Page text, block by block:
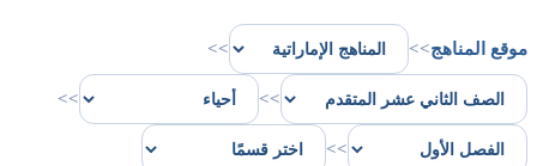
موقع المناهج>>
>>
>>
>>
>>